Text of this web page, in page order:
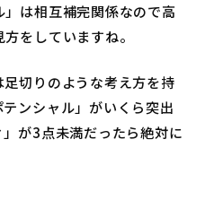
」は相互補完関係なので高
をしていますね。
足切りのような考え方を持
ンシャル」がいくら突出
が3点未満だったら絶対に